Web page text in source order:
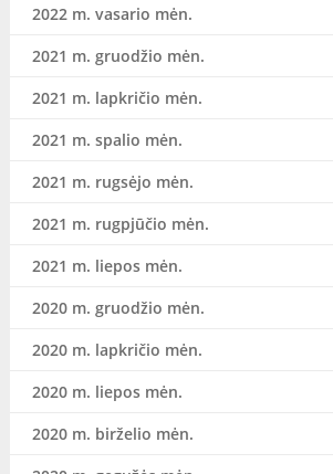
2022 m. vasario mėn.
2021 m. gruodžio mėn.
2021 m. lapkričio mėn.
2021 m. spalio mėn.
2021 m. rugsėjo mėn.
2021 m. rugpjūčio mėn.
2021 m. liepos mėn.
2020 m. gruodžio mėn.
2020 m. lapkričio mėn.
2020 m. liepos mėn.
2020 m. birželio mėn.